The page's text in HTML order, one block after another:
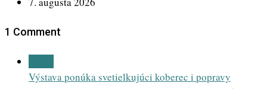
1 Comment
Výstava ponúka svetielkujúci koberec i popravy